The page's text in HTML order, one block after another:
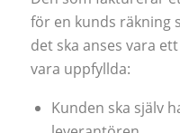
för en kunds räkning
det ska anses vara
vara uppfyllda:
Kunden ska själv